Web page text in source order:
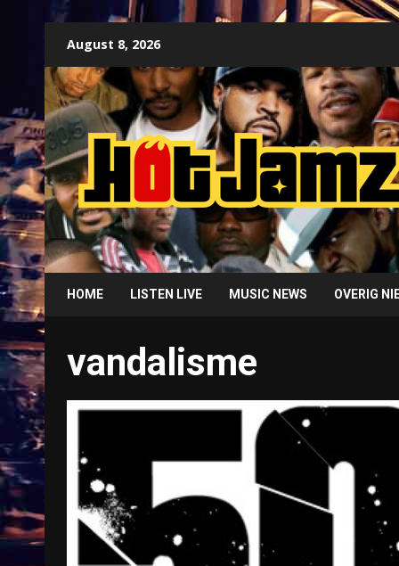
content
August 8, 2026
HOME LISTEN LIVE MUSIC NEWS OVERIG
vandalisme
Treinkaartjes worden duurder,
abonnementen verdwijnen
9 months ago